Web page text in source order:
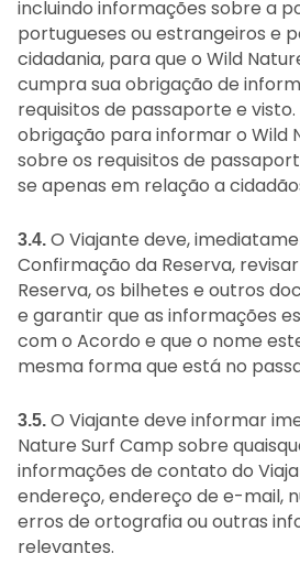
incluindo informações sobre a
portugueses ou estrangeiros e
cidadania, para que o Wild
cumpra sua obrigação de
requisitos de passaporte e
obrigação para informar o Wild
sobre os requisitos de
se apenas em relação a
3.4. O Viajante deve,
Confirmação da Reserva,
Reserva, os bilhetes e outros
e garantir que as informações
com o Acordo e que o nome
mesma forma que está no
3.5. O Viajante deve informar
Nature Surf Camp sobre
informações de contato do
endereço, endereço de e-mail,
erros de ortografia ou outras
relevantes.